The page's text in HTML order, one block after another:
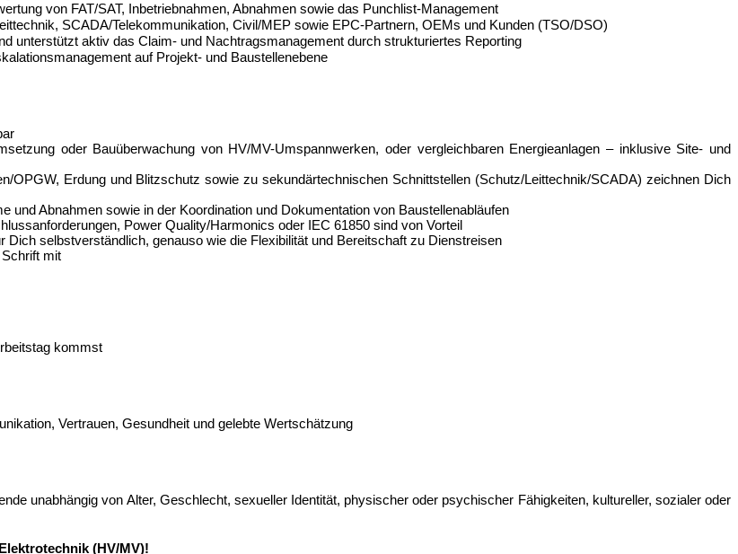
von FAT/SAT, Inbetriebnahmen, Abnahmen sowie das Punchlist-Management
SCADA/Telekommunikation, Civil/MEP sowie EPC-Partnern, OEMs und Kunden (TSO/DSO)
unterstützt aktiv das Claim- und Nachtragsmanagement durch strukturiertes Reporting
auf Projekt- und Baustellenebene
oder Bauüberwachung von HV/MV-Umspannwerken, oder vergleichbaren Energieanlagen – inklusive Site- und
OPGW, Erdung und Blitzschutz sowie zu sekundärtechnischen Schnittstellen (Schutz/Leittechnik/SCADA) zeichnen Dich
und Abnahmen sowie in der Koordination und Dokumentation von Baustellenabläufen
Power Quality/Harmonics oder IEC 61850 sind von Vorteil
selbstverständlich, genauso wie die Flexibilität und Bereitschaft zu Dienstreisen
mit
kommst
Vertrauen, Gesundheit und gelebte Wertschätzung
unabhängig von Alter, Geschlecht, sexueller Identität, physischer oder psychischer Fähigkeiten, kultureller, sozialer oder
(HV/MV)!